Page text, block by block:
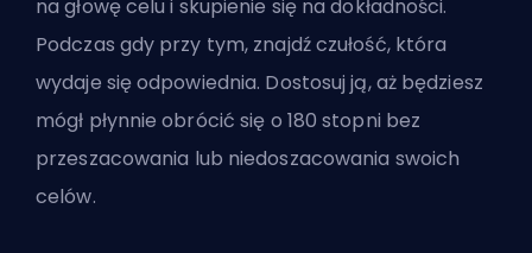
na głowę celu i skupienie się na dokładności.
Podczas gdy przy tym, znajdź czułość, która
wydaje się odpowiednia. Dostosuj ją, aż będziesz
mógł płynnie obrócić się o 180 stopni bez
przeszacowania lub niedoszacowania swoich
celów.